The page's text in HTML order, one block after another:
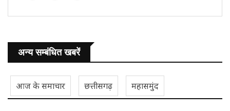
अन्य सम्बंधित खबरें
आज के समाचार छत्तीसगढ़ महासमुंद